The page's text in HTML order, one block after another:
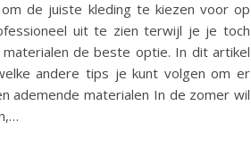
de juiste kleding te kiezen voor op
uit te zien terwijl je je toch
de beste optie. In dit artikel
andere tips je kunt volgen om er
ademende materialen In de zomer wil